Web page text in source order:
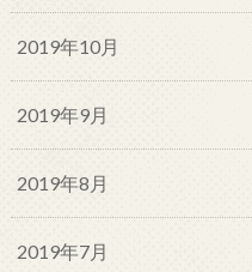
2019年10月
2019年9月
2019年8月
2019年7月